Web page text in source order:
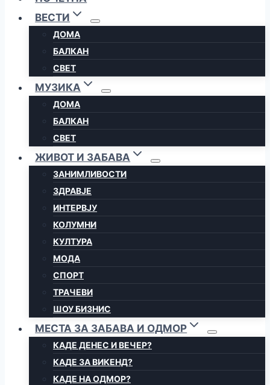
ВЕСТИ
ДОМА
БАЛКАН
СВЕТ
МУЗИКА
ДОМА
БАЛКАН
СВЕТ
ЖИВОТ И ЗАБАВА
ЗАНИМЛИВОСТИ
ЗДРАВЈЕ
ИНТЕРВЈУ
КОЛУМНИ
КУЛТУРА
МОДА
СПОРТ
ТРАЧЕВИ
ШОУ БИЗНИС
МЕСТА ЗА ЗАБАВА И ОДМОР
КАДЕ ДЕНЕС И ВЕЧЕР?
КАДЕ ЗА ВИКЕНД?
КАДЕ НА ОДМОР?